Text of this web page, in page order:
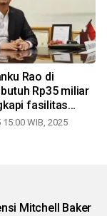
Rao di
Rp35 miliar
fasilitas
WIB, 2025
Mitchell Baker